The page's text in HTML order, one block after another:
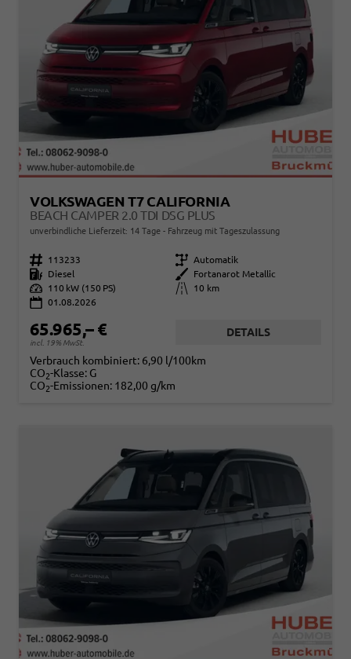
VOLKSWAGEN T7 CALIFORNIA
BEACH CAMPER 2.0 TDI DSG PLUS
unverbindliche Lieferzeit: 14 Tage Fahrzeug mit Tageszulassung
Fahrzeugnr. 113233 Getriebe Automatik
Kraftstoff
Diesel Außenfarbe
Fortanarot Metallic
Leistung
110 kW (150 PS) Kilometerstand
10 km
01.08.2026
65.965,– €
incl. 19% MwSt.
DETAILS
Verbrauch kombiniert: 6,90 l/100km
CO2-Klasse: G
CO2-Emissionen: 182,00 g/km